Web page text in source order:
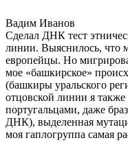
Вадим Иванов
Сделал ДНК тест
линии. Выяснилось, что
европейцы. Но
мое «башкирское»
(башкиры уральского
отцовской линии я
португальцами, даже
ДНК), выделенная
моя гаплогруппа самая